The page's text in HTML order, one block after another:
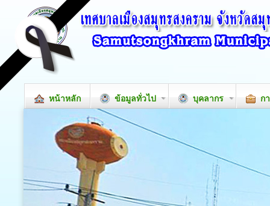
หน้าหลัก ข้อมูลทั่วไป บุคลากร ก